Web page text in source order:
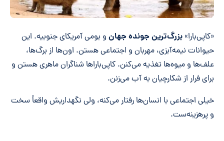
«کاپی‌بارا» بزرگ‌ترین جونده جهان و بومی آمریکای جنوبیه. این
حیوانات نیمه‌آبزی، مهربان و اجتماعی هستن. اون‌ها از برگ‌ها،
علف‌ها و میوه‌ها تغذیه می‌کنن. کاپی‌باراها شناگران ماهری هستن و
برای فرار از شکارچیان به آب می‌زنن.
خیلی اجتماعی با انسان‌ها رفتار می‌کنه، ولی نگهداریش واقعاً سخت
و پرهزینه‌ست.